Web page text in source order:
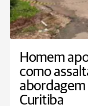
Homem
como
abordagem
Curitiba